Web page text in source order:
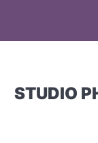
STUDIO